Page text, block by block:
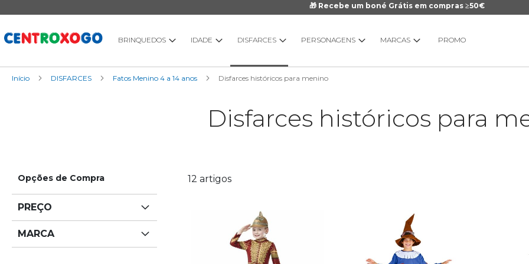
🎁 Recebe um boné Grátis em compras ≥50€
para
Conteúdo
BRINQUEDOS IDADE DISFARCES PERSONAGENS MARCAS PROMO
Início DISFARCES Fatos Menino 4 a 14 anos Disfarces históricos para menino
Disfarces históricos para
12 artigos
Opções de Compra
PREÇO
MARCA